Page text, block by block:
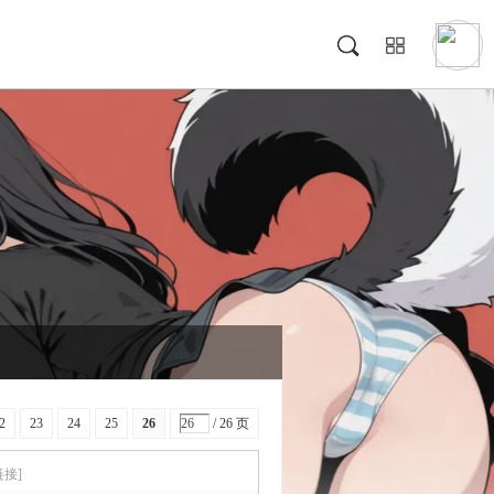
23 24 25 26 / 26 页
接]